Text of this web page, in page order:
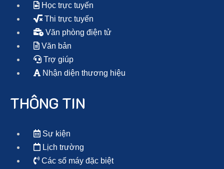
Học trực tuyến
Thi trực tuyến
Văn phòng điện tử
Văn bản
Trợ giúp
Nhận diện thương hiệu
THÔNG TIN
Sự kiện
Lịch trường
Các số máy đặc biệt